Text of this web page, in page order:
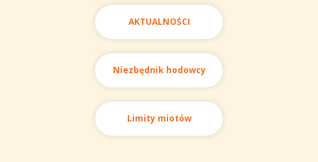
AKTUALNOŚCI
Niezbędnik hodowcy
Limity miotów